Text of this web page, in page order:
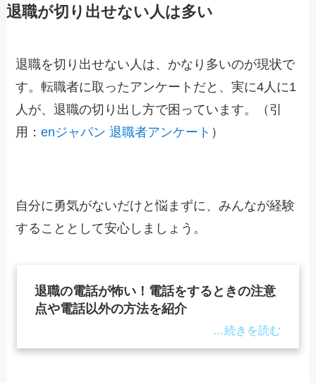
退職が切り出せない人は多い
退職を切り出せない人は、かなり多いのが現状で
す。転職者に取ったアンケートだと、実に4人に1
人が、退職の切り出し方で困っています。（引
用：enジャパン 退職者アンケート ）
自分に勇気がないだけと悩まずに、みんなが経験
することとして安心しましょう。
退職の電話が怖い！電話をするときの注意
点や電話以外の方法を紹介